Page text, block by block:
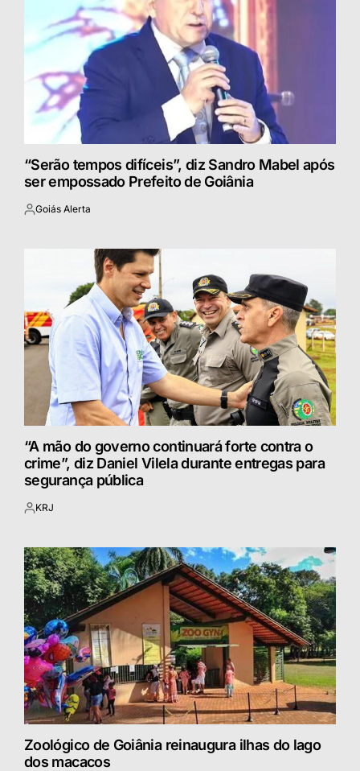
“Serão tempos difíceis”, diz Sandro Mabel após
ser empossado Prefeito de Goiânia
Postado
Goiás Alerta
“A mão do governo continuará forte contra o
crime”, diz Daniel Vilela durante entregas para
segurança pública
Postado
KRJ
Zoológico de Goiânia reinaugura ilhas do lago
dos macacos